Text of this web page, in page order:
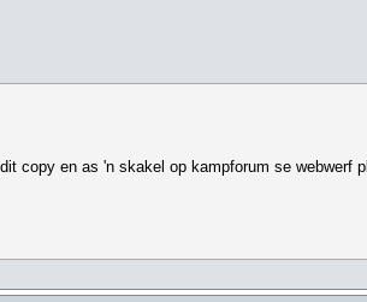
copy en as 'n skakel op kampforum se